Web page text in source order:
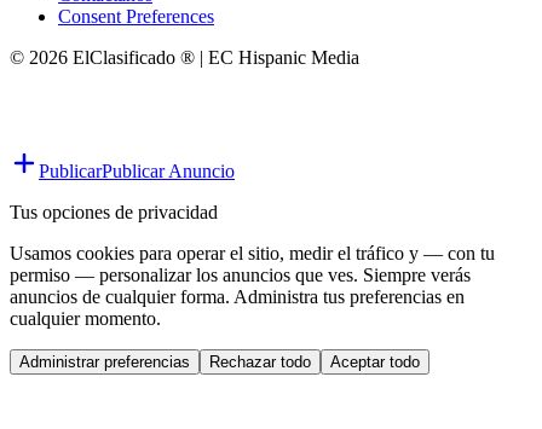
Consent Preferences
© 2026 ElClasificado ® | EC Hispanic Media
PublicarPublicar Anuncio
Tus opciones de privacidad
Usamos cookies para operar el sitio, medir el tráfico y — con tu
permiso — personalizar los anuncios que ves. Siempre verás
anuncios de cualquier forma. Administra tus preferencias en
cualquier momento.
Administrar preferencias Rechazar todo Aceptar todo